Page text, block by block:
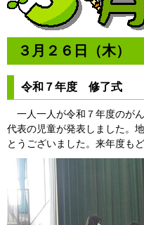
３月２６日（木）
令和７年度 修了式
一人一人が令和７年度のが
代表の児童が発表しました。
とうございました。来年度も